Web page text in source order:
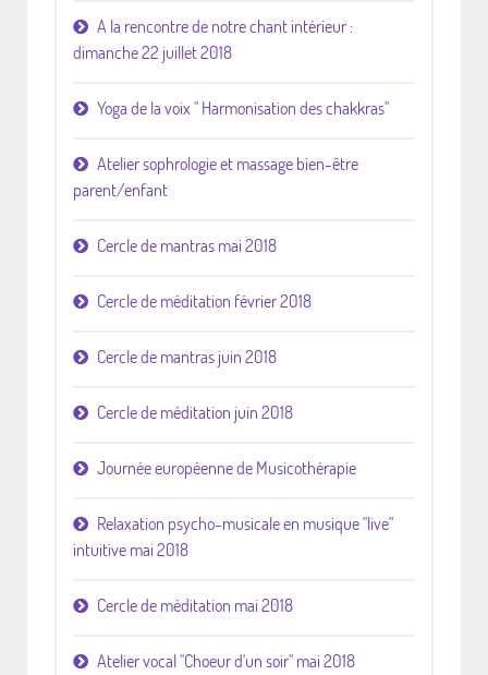
A la rencontre de notre chant intérieur :
dimanche 22 juillet 2018
Yoga de la voix " Harmonisation des chakkras"
Atelier sophrologie et massage bien-être
parent/enfant
Cercle de mantras mai 2018
Cercle de méditation février 2018
Cercle de mantras juin 2018
Cercle de méditation juin 2018
Journée européenne de Musicothérapie
Relaxation psycho-musicale en musique "live"
intuitive mai 2018
Cercle de méditation mai 2018
Atelier vocal "Choeur d'un soir" mai 2018